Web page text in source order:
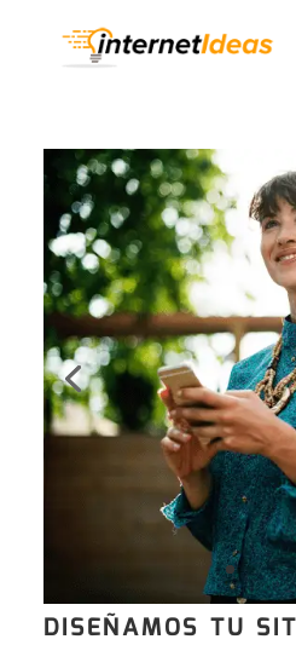
DISEÑAMOS TU